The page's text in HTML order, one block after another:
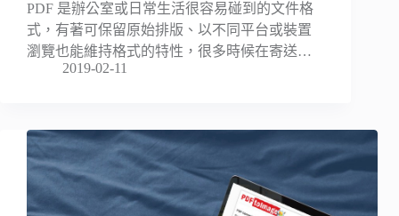
PDF 是辦公室或日常生活很容易碰到的文件格
式，有著可保留原始排版、以不同平台或裝置
瀏覽也能維持格式的特性，很多時候在寄送…
2019-02-11